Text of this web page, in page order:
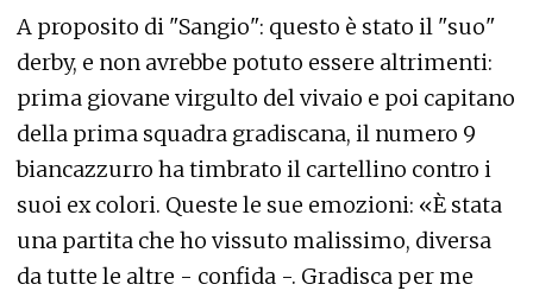
A proposito di "Sangio": questo è stato il "suo"
derby, e non avrebbe potuto essere altrimenti:
prima giovane virgulto del vivaio e poi capitano
della prima squadra gradiscana, il numero 9
biancazzurro ha timbrato il cartellino contro i
suoi ex colori. Queste le sue emozioni: «È stata
una partita che ho vissuto malissimo, diversa
da tutte le altre - confida -. Gradisca per me